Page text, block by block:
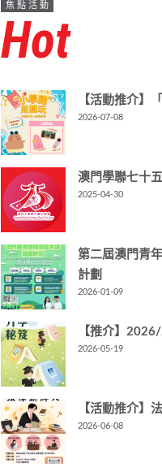
焦點活動
Hot
【活動推介】
2026-07-08
澳門學聯七十
2025-04-30
第二屆澳門青
計劃
2026-01-09
【推介】
2026-05-19
【活動推介】
2026-06-08